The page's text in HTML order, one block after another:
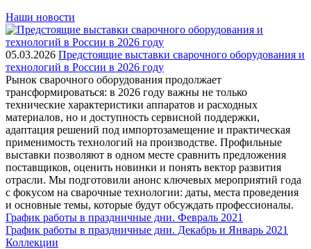
Наши новости
05.03.2026 Предстоящие выставки сварочного оборудования и
технологий в России в 2026 году
Рынок сварочного оборудования продолжает
трансформироваться: в 2026 году важны не только
технические характеристики аппаратов и расходных
материалов, но и доступность сервисной поддержки,
адаптация решений под импортозамещение и практическая
применимость технологий на производстве. Профильные
выставки позволяют в одном месте сравнить предложения
поставщиков, оценить новинки и понять вектор развития
отрасли. Мы подготовили анонс ключевых мероприятий года
с фокусом на сварочные технологии: даты, места проведения
и основные темы, которые будут обсуждать профессионалы.
График работы в праздничные дни. Февраль 2021
График работы в праздничные дни. Декабрь и Январь 2021
Коллекции